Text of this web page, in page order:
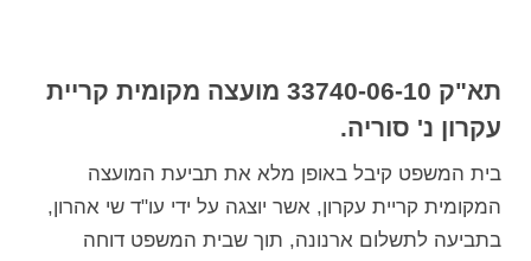
תא"ק 33740-06-10 מועצה מקומית קריית
עקרון נ' סוריה.
בית המשפט קיבל באופן מלא את תביעת המועצה
המקומית קריית עקרון, אשר יוצגה על ידי עו"ד שי אהרון,
בתביעה לתשלום ארנונה, תוך שבית המשפט דוחה